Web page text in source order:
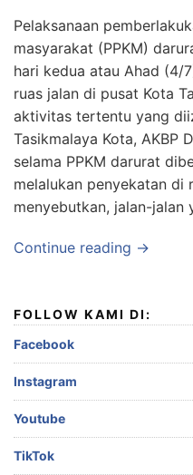
Pelaksanaan
masyarakat (PPKM)
hari kedua atau Ahad (4/
ruas jalan di pusat Kota
aktivitas tertentu yang
Tasikmalaya Kota, AKBP
selama PPKM darurat
melalukan penyekatan di
menyebutkan, jalan-jalan
Continue reading →
FOLLOW KAMI DI:
Facebook
Instagram
Youtube
TikTok